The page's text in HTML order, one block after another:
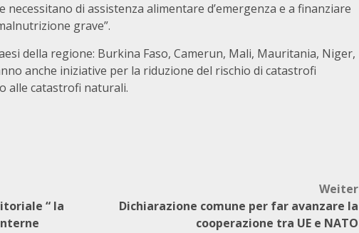
di assistenza alimentare d’emergenza e a finanziare
grave”.
della regione: Burkina Faso, Camerun, Mali, Mauritania, Niger,
anche iniziative per la riduzione del rischio di catastrofi
alle catastrofi naturali.
“ la
Weiter
Dichiarazione comune per far avanzare la
cooperazione tra UE e NATO